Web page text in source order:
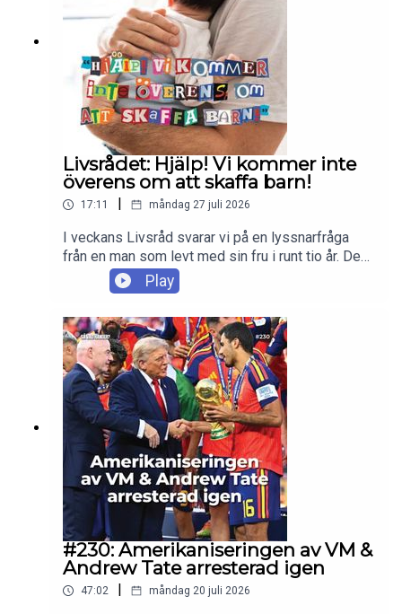
Livsrådet: Hjälp! Vi kommer inte
överens om att skaffa barn!
17:11 måndag 27 juli 2026
I veckans Livsråd svarar vi på en lyssnarfråga
från en man som levt med sin fru i runt tio år. De
har tidigare varit överens om att skaffa barn, men
nu när förutsättningarna äntligen är rätt visar de
sig att hans fru har blivit extremt rädd för vad det
innebär att bära, föda och ta hand om ett barn. Så
till den grad att hon börjat landa i att hon kanske
inte ens vill ha barn. Hur ska de hantera detta
dilemma? Vi har svaret!
Play
#230: Amerikaniseringen av VM &
Andrew Tate arresterad igen
47:02 måndag 20 juli 2026